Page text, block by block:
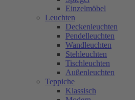
Einzelmöbel
Leuchten
Deckenleuchten
Pendelleuchten
Wandleuchten
Stehleuchten
Tischleuchten
Außenleuchten
Teppiche
Klassisch